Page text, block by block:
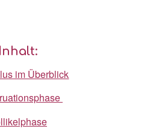
Inhalt:
im Überblick
sphase